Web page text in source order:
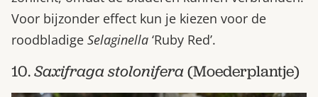
Voor bijzonder effect kun je kiezen voor de
roodbladige Selaginella ‘Ruby Red’.
10.Saxifraga stolonifera(Moederplantje)